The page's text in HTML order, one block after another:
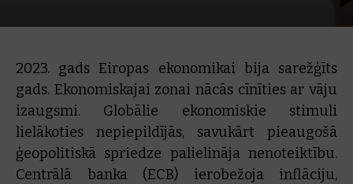
2023. gads Eiropas ekonomikai bija sarežģīts
gads. Ekonomiskajai zonai nācās cīnīties ar vāju
izaugsmi. Globālie ekonomiskie stimuli
lielākoties nepiepildījās, savukārt pieaugošā
ģeopolitiskā spriedze palielināja nenoteiktību.
Centrālā banka (ECB) ierobežoja inflāciju,